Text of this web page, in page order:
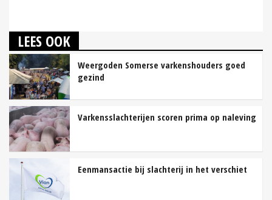
LEES OOK
Weergoden Somerse varkenshouders goed
gezind
Varkensslachterijen scoren prima op naleving
Eenmansactie bij slachterij in het verschiet